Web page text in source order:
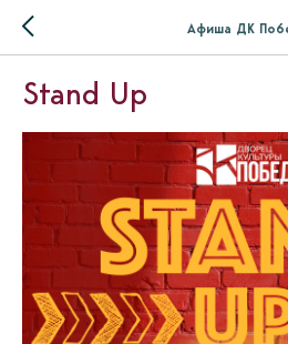
Афиша ДК
Stand Up